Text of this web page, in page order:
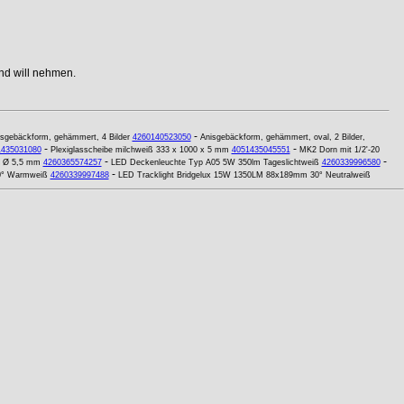
will nehmen.
gehämmert, 4 Bilder 4260140523050- Anisgebäckform, gehämmert, oval, 2 Bilder,
- Plexiglasscheibe milchweiß 333 x 1000 x 5 mm 4051435045551- MK2 Dorn mit 1/2'-20
Ø 5,5 mm 4260365574257- LED Deckenleuchte Typ A05 5W 350lm Tageslichtweiß 4260339996580-
Warmweiß 4260339997488- LED Tracklight Bridgelux 15W 1350LM 88x189mm 30° Neutralweiß